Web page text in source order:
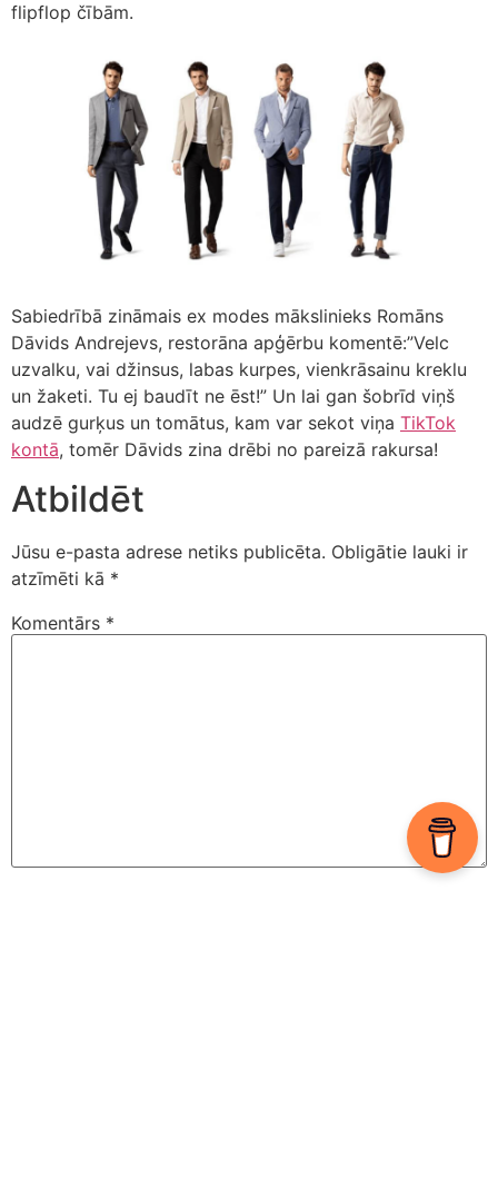
flipflop čībām.
Sabiedrībā zināmais ex modes mākslinieks Romāns
Dāvids Andrejevs, restorāna apģērbu komentē:”Velc
uzvalku, vai džinsus, labas kurpes, vienkrāsainu kreklu
un žaketi. Tu ej baudīt ne ēst!” Un lai gan šobrīd viņš
audzē gurķus un tomātus, kam var sekot viņa TikTok
kontā, tomēr Dāvids zina drēbi no pareizā rakursa!
Atbildēt
Jūsu e-pasta adrese netiks publicēta. Obligātie lauki ir
atzīmēti kā *
Komentārs *